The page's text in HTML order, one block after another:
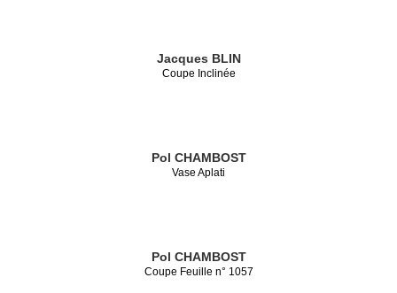
Jacques BLIN
Coupe Inclinée
Pol CHAMBOST
Vase Aplati
Pol CHAMBOST
Coupe Feuille n° 1057